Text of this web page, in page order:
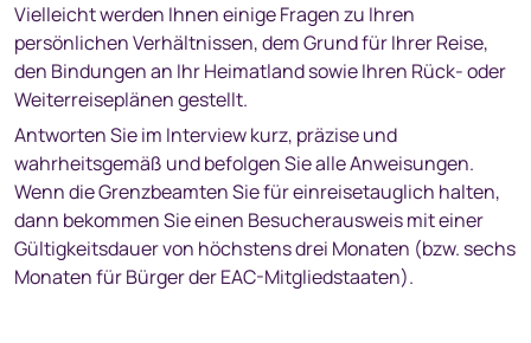
Vielleicht werden Ihnen einige Fragen zu Ihren
persönlichen Verhältnissen, dem Grund für Ihrer Reise,
den Bindungen an Ihr Heimatland sowie Ihren Rück- oder
Weiterreiseplänen gestellt.
Antworten Sie im Interview kurz, präzise und
wahrheitsgemäß und befolgen Sie alle Anweisungen.
Wenn die Grenzbeamten Sie für einreisetauglich halten,
dann bekommen Sie einen Besucherausweis mit einer
Gültigkeitsdauer von höchstens drei Monaten (bzw. sechs
Monaten für Bürger der EAC-Mitgliedstaaten).